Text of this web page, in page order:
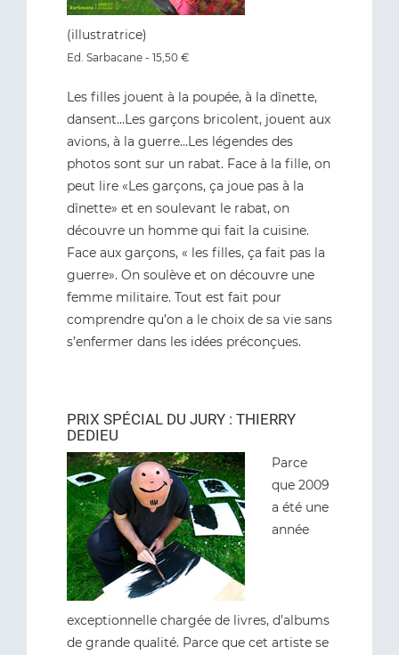
(illustratrice)
Ed. Sarbacane - 15,50 €
Les filles jouent à la poupée, à la dînette,
dansent…Les garçons bricolent, jouent aux
avions, à la guerre…Les légendes des
photos sont sur un rabat. Face à la fille, on
peut lire «Les garçons, ça joue pas à la
dînette» et en soulevant le rabat, on
découvre un homme qui fait la cuisine.
Face aux garçons, « les filles, ça fait pas la
guerre». On soulève et on découvre une
femme militaire. Tout est fait pour
comprendre qu’on a le choix de sa vie sans
s’enfermer dans les idées préconçues.
PRIX SPÉCIAL DU JURY : THIERRY
DEDIEU
Parce
que 2009
a été une
année
exceptionnelle chargée de livres, d’albums
de grande qualité. Parce que cet artiste se